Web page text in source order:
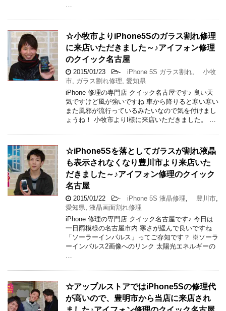
☆小牧市よりiPhone5Sのガラス割れ修理
に来店いただきました～♪アイフォン修理
のクイック名古屋
2015/01/23 - iPhone 5S ガラス割れ
小牧
市 ガラス割れ修理 愛知県
iPhone 修理の専門店 クイック名古屋です♪ 良い天
気ですけど風が強いですね 車から降りると寒い寒い
また風邪が流行っているみたいなので気を付けまし
ょうね！ 小牧市よりI様に来店いただきました。 …
☆iPhone5Sを落としてガラスが割れ液晶
も表示されなくなり豊川市より来店いた
だきました～♪アイフォン修理のクイック
名古屋
2015/01/22 - iPhone 5S 液晶修理 豊川市
愛知県 液晶画面割れ修理
iPhone 修理の専門店 クイック名古屋です♪ 今日は
一日雨模様の名古屋市内 寒さが緩んで良いですね
「ソーラーインパルス」ってご存知です？ ※ソーラ
ーインパルス2画像へのリンク 太陽光エネルギーの
☆アップルストアではiPhone5Sの修理代
が高いので、豊明市から当店に来店され